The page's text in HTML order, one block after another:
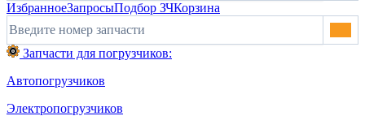
ИзбранноеЗапросыПодбор ЗЧКорзина
Запчасти для погрузчиков:
Автопогрузчиков
Электропогрузчиков